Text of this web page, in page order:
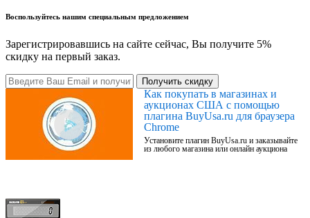
Воспользуйтесь нашим специальным предложением
Зарегистрировавшись на сайте сейчас, Вы получите 5%
скидку на первый заказ.
Получить скидку
Как покупать в магазинах и
аукционах США с помощью
плагина BuyUsa.ru для браузера
Chrome
Установите плагин BuyUsa.ru и заказывайте
из любого магазина или онлайн аукциона